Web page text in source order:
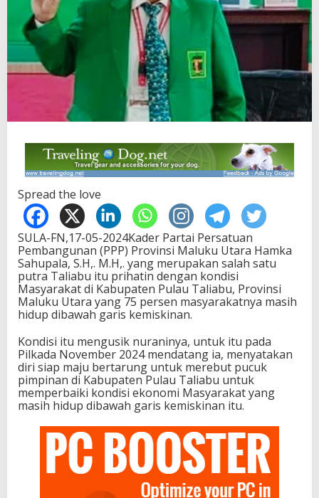
Spread the love
SULA-FN,17-05-2024Kader Partai Persatuan
Pembangunan (PPP) Provinsi Maluku Utara Hamka
Sahupala, S.H,. M.H,. yang merupakan salah satu
putra Taliabu itu prihatin dengan kondisi
Masyarakat di Kabupaten Pulau Taliabu, Provinsi
Maluku Utara yang 75 persen masyarakatnya masih
hidup dibawah garis kemiskinan.
Kondisi itu mengusik nuraninya, untuk itu pada
Pilkada November 2024 mendatang ia, menyatakan
diri siap maju bertarung untuk merebut pucuk
pimpinan di Kabupaten Pulau Taliabu untuk
memperbaiki kondisi ekonomi Masyarakat yang
masih hidup dibawah garis kemiskinan itu.